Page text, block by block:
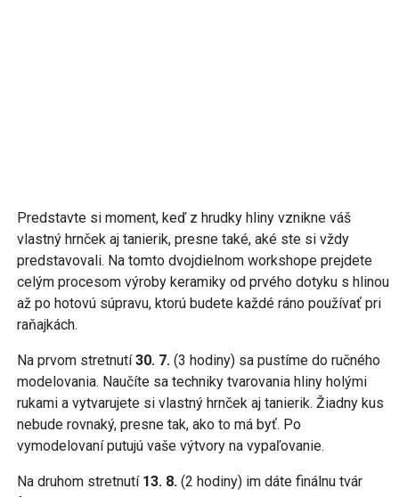
Predstavte si moment, keď z hrudky hliny vznikne váš
vlastný hrnček aj tanierik, presne také, aké ste si vždy
predstavovali. Na tomto dvojdielnom workshope prejdete
celým procesom výroby keramiky od prvého dotyku s hlinou
až po hotovú súpravu, ktorú budete každé ráno používať pri
raňajkách.
Na prvom stretnutí30. 7. (3 hodiny) sa pustíme do ručného
modelovania. Naučíte sa techniky tvarovania hliny holými
rukami a vytvarujete si vlastný hrnček aj tanierik. Žiadny kus
nebude rovnaký, presne tak, ako to má byť. Po
vymodelovaní putujú vaše výtvory na vypaľovanie.
Na druhom stretnutí 13. 8. (2 hodiny) im dáte finálnu tvár